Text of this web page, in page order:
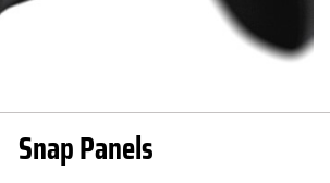
Snap Panels